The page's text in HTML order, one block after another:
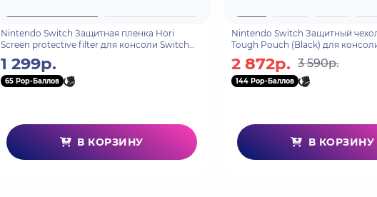
Nintendo Switch Защитная пленка Hori
Screen protective filter для консоли Switch
1 299р.
65 Pop-Баллов
В КОРЗИНУ
Nintendo Switch Защитный
Tough Pouch (Black) для
2 872р. 3 590р.
144 Pop-Баллов
В КОРЗИНУ